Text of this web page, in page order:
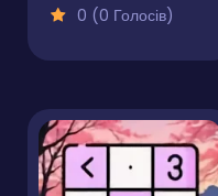
0 (0 Голосів)